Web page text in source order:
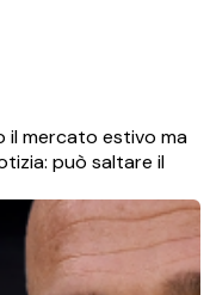
il mercato estivo ma
può saltare il